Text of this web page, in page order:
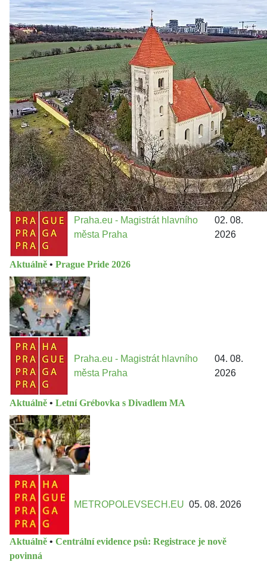
Zastanem se 03. 08. 2026
Politika • Volební seriál #02: Nová výstavba v jihozápadním
městě
Jakými nástroji navrhujete vstupovat z pozice ÚMČ Praha
13 do procesů developerské výstavby např. v lokalitě
Třebonice a Chaby, kterou umožňuje nově schválený
Metropolitn...
Praha.eu - Magistrát hlavního
města Praha
02. 08.
2026
Aktuálně • Prague Pride 2026
Praha.eu - Magistrát hlavního
města Praha
04. 08.
2026
Aktuálně • Letní Grébovka s Divadlem MA
METROPOLEVSECH.EU 05. 08. 2026
Aktuálně • Centrální evidence psů: Registrace je nově
povinná